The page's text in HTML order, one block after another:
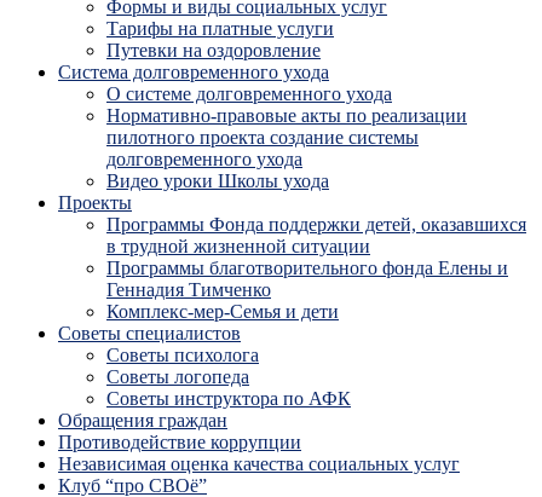
Формы и виды социальных услуг
Тарифы на платные услуги
Путевки на оздоровление
Система долговременного ухода
О системе долговременного ухода
Нормативно-правовые акты по реализации
пилотного проекта создание системы
долговременного ухода
Видео уроки Школы ухода
Проекты
Программы Фонда поддержки детей, оказавшихся
в трудной жизненной ситуации
Программы благотворительного фонда Елены и
Геннадия Тимченко
Комплекс-мер-Семья и дети
Советы специалистов
Советы психолога
Советы логопеда
Советы инструктора по АФК
Обращения граждан
Противодействие коррупции
Независимая оценка качества социальных услуг
Клуб “про СВОё”